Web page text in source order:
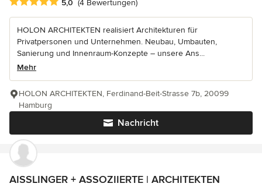
5,0 (4 Bewertungen)
HOLON ARCHITEKTEN realisiert Architekturen für
Privatpersonen und Unternehmen. Neubau, Umbauten,
Sanierung und Innenraum-Konzepte – unsere Ans...
Mehr
Nachricht
HOLON ARCHITEKTEN, Ferdinand-Beit-Strasse 7b, 20099
Hamburg
AISSLINGER + ASSOZIIERTE | ARCHITEKTEN